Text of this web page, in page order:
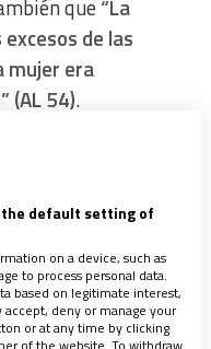
que“La
de las
mujer era
(AL 54).
Francisco reconoce
consecuencias
default setting of
on a device, such as
to process personal data.
based on legitimate interest,
deny or manage your
or at any time by clicking
of the website. To withdraw